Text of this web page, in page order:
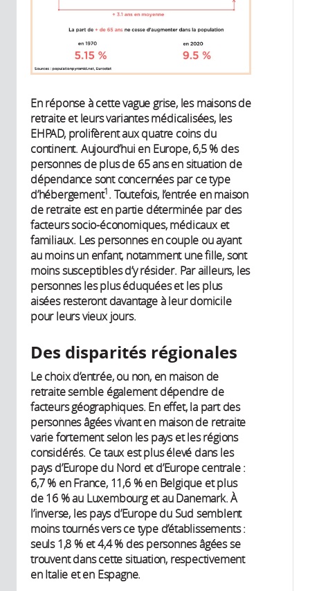
En réponse à cette vague grise, les maisons de
retraite et leurs variantes médicalisées, les
EHPAD, prolifèrent aux quatre coins du
continent. Aujourd’hui en Europe, 6,5 % des
personnes de plus de 65 ans en situation de
dépendance sont concernées par ce type
d’hébergement1. Toutefois, l’entrée en maison
de retraite est en partie déterminée par des
facteurs socio-économiques, médicaux et
familiaux. Les personnes en couple ou ayant
au moins un enfant, notamment une fille, sont
moins susceptibles d’y résider. Par ailleurs, les
personnes les plus éduquées et les plus
aisées resteront davantage à leur domicile
pour leurs vieux jours.
Des disparités régionales
Le choix d’entrée, ou non, en maison de
retraite semble également dépendre de
facteurs géographiques. En effet, la part des
personnes âgées vivant en maison de retraite
varie fortement selon les pays et les régions
considérés. Ce taux est plus élevé dans les
pays d’Europe du Nord et d’Europe centrale :
6,7 % en France, 11,6 % en Belgique et plus
de 16 % au Luxembourg et au Danemark. À
l’inverse, les pays d’Europe du Sud semblent
moins tournés vers ce type d’établissements :
seuls 1,8 % et 4,4 % des personnes âgées se
trouvent dans cette situation, respectivement
en Italie et en Espagne.